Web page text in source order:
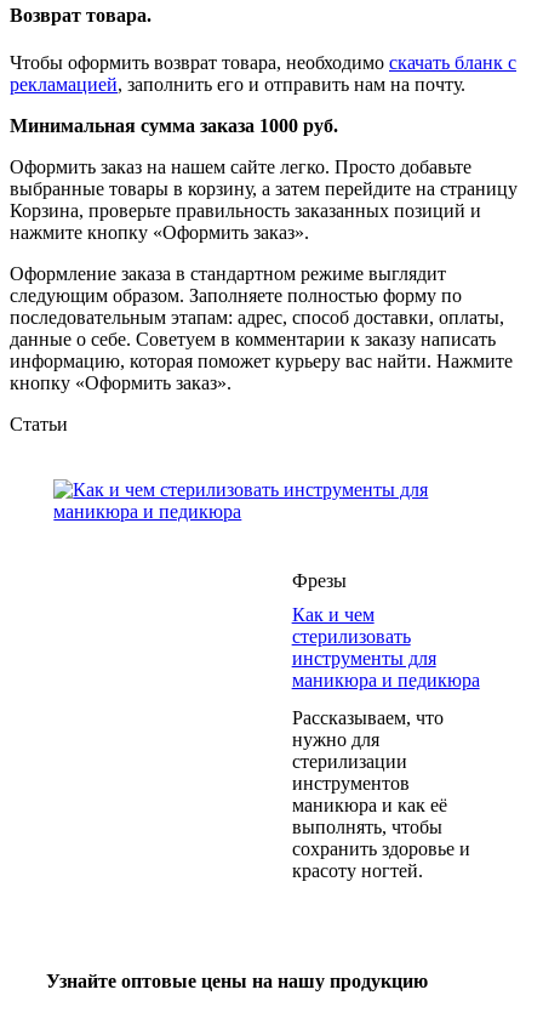
Возврат товара.
Чтобы оформить возврат товара, необходимо скачать бланк с
рекламацией, заполнить его и отправить нам на почту.
Минимальная сумма заказа 1000 руб.
Оформить заказ на нашем сайте легко. Просто добавьте
выбранные товары в корзину, а затем перейдите на страницу
Корзина, проверьте правильность заказанных позиций и
нажмите кнопку «Оформить заказ».
Оформление заказа в стандартном режиме выглядит
следующим образом. Заполняете полностью форму по
последовательным этапам: адрес, способ доставки, оплаты,
данные о себе. Советуем в комментарии к заказу написать
информацию, которая поможет курьеру вас найти. Нажмите
кнопку «Оформить заказ».
Статьи
Фрезы
Как и чем
стерилизовать
инструменты для
маникюра и педикюра
Рассказываем, что
нужно для
стерилизации
инструментов
маникюра и как её
выполнять, чтобы
сохранить здоровье и
красоту ногтей.
Узнайте оптовые цены на нашу продукцию